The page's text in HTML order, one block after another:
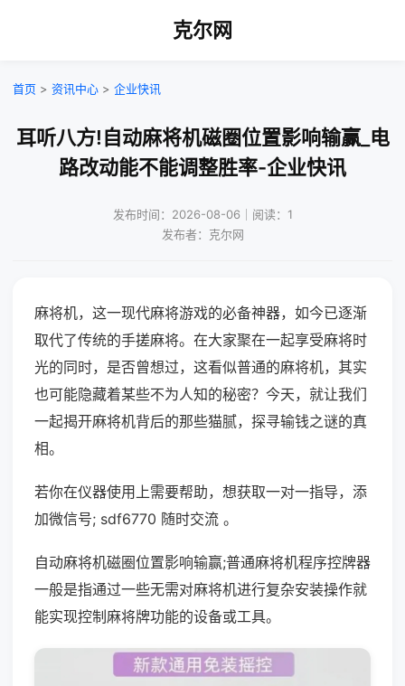
克尔网
首页 > 资讯中心 > 企业快讯
耳听八方!自动麻将机磁圈位置影响输赢_电
路改动能不能调整胜率-企业快讯
发布时间：2026-08-06｜阅读：1
发布者：克尔网
麻将机，这一现代麻将游戏的必备神器，如今已逐渐
取代了传统的手搓麻将。在大家聚在一起享受麻将时
光的同时，是否曾想过，这看似普通的麻将机，其实
也可能隐藏着某些不为人知的秘密？今天，就让我们
一起揭开麻将机背后的那些猫腻，探寻输钱之谜的真
相。
若你在仪器使用上需要帮助，想获取一对一指导，添
加微信号; sdf6770 随时交流 。
自动麻将机磁圈位置影响输赢;普通麻将机程序控牌器
一般是指通过一些无需对麻将机进行复杂安装操作就
能实现控制麻将牌功能的设备或工具。